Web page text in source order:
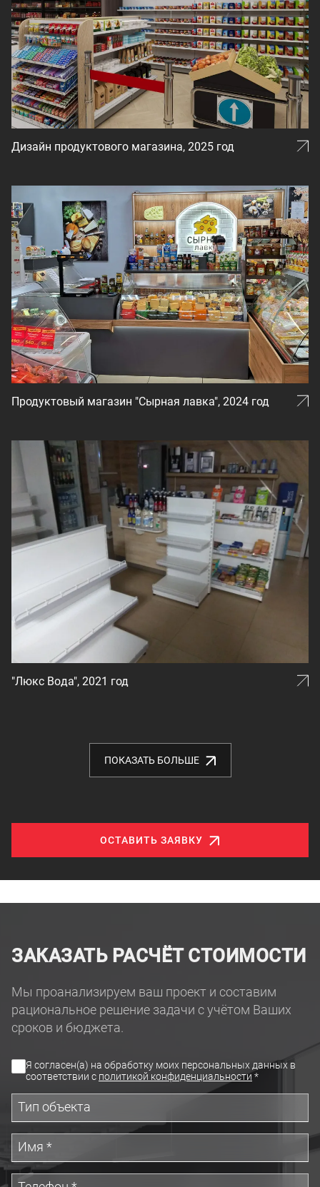
Дизайн продуктового магазина, 2025 год
Продуктовый магазин "Сырная лавка", 2024 год
"Люкс Вoдa", 2021 год
ПОКАЗАТЬ БОЛЬШЕ
ОСТАВИТЬ ЗАЯВКУ
ЗАКАЗАТЬ РАСЧЁТ СТОИМОСТИ
Мы проанализируем ваш проект и составим
рациональное решение задачи с учётом Ваших
сроков и бюджета.
Я согласен(а) на обработку моих персональных данных в
соответствии с политикой конфиденциальности *